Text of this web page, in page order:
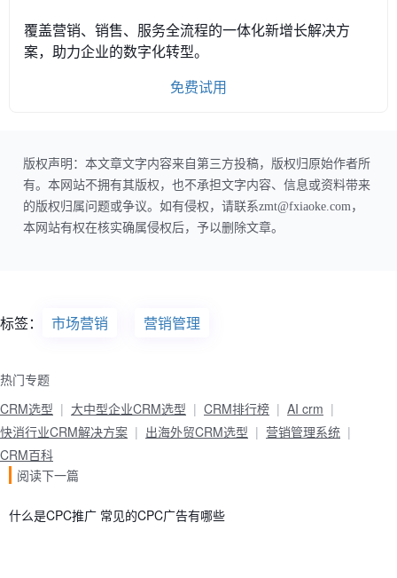
覆盖营销、销售、服务全流程的一体化新增长解决方
案，助力企业的数字化转型。
免费试用
版权声明：本文章文字内容来自第三方投稿，版权归原始作者所
有。本网站不拥有其版权，也不承担文字内容、信息或资料带来
的版权归属问题或争议。如有侵权，请联系zmt@fxiaoke.com，
本网站有权在核实确属侵权后，予以删除文章。
标签： 市场营销 营销管理
热门专题
CRM选型
大中型企业CRM选型 CRM排行榜
AI crm
快消行业CRM解决方案
出海外贸CRM选型
营销管理系统
CRM百科
阅读下一篇
什么是CPC推广 常见的CPC广告有哪些